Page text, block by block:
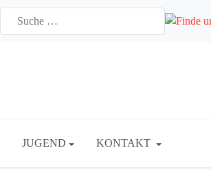
JUGEND KONTAKT